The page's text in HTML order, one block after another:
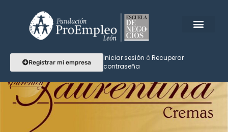
Registrar mi empresa
Iniciar sesión óRecuperar
contraseña
Cremas Laurentina
Naturalmente Bella